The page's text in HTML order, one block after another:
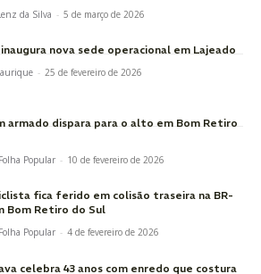
da Silva - 5 de março de 2026
nova sede operacional em Lajeado
- 25 de fevereiro de 2026
armado dispara para o alto em Bom Retiro
Popular - 10 de fevereiro de 2026
fica ferido em colisão traseira na BR-
Bom Retiro do Sul
Popular - 4 de fevereiro de 2026
celebra 43 anos com enredo que costura